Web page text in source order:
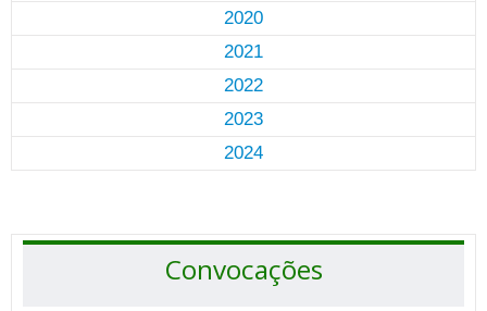
2020
2021
2022
2023
2024
Convocações